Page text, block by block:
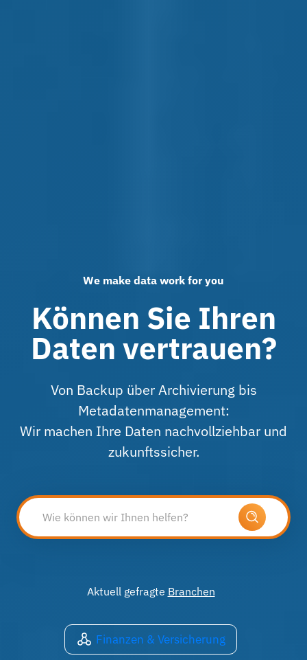
We make data work for you
Können Sie Ihren
Daten vertrauen?
Von Backup über Archivierung bis
Metadatenmanagement:
Wir machen Ihre Daten nachvollziehbar und
zukunftssicher.
Aktuell gefragte Branchen
Finanzen & Versicherung